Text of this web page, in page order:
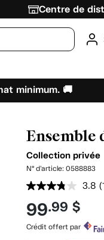
Centre de
minimum. 🚚
Ensemble
Collection privée
N° d'article:0588883
3.8
99.99 $
Crédit offert par